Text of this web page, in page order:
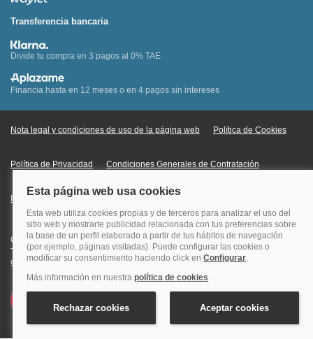
Transferencia bancaria
Divide tu compra en 3 pagos al 0% TAE
Financia hasta en 12 meses o en 4 pagos sin intereses
Nota legal y condiciones de uso de la página web Política de Cookies
Política de Privacidad Condiciones Generales de Contratación
Información Legal sobre Mercados en Línea
Quehoteles.com - Especialistas en hoteles © Copyright Veturis Travel S.A.
Todos los derechos reservados. Autorización nº I-AV0000879.4 Tel: +34
915759999